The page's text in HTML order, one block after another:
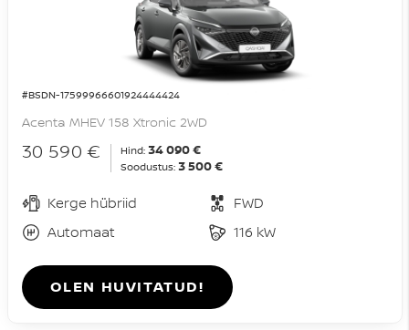
#BSDN-17599966601924444424
Acenta MHEV 158 Xtronic 2WD
30 590 € Hind: 34 090 €
Soodustus: 3 500 €
Kerge hübriid
FWD
Automaat
116 kW
OLEN HUVITATUD!